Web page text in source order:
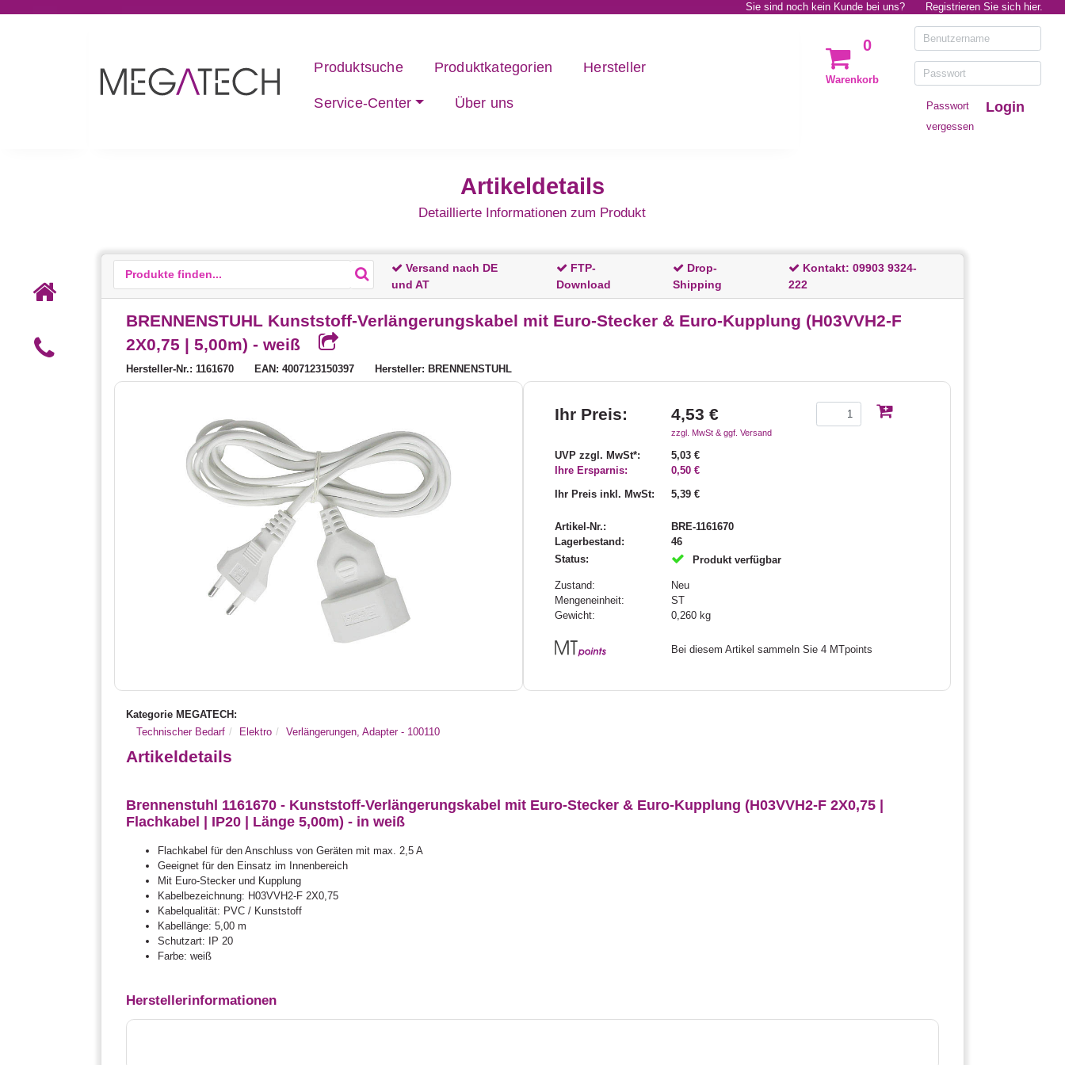
Sie sind noch kein Kunde bei uns? Registrieren Sie sich hier.
Produktsuche Produktkategorien Hersteller
Service-Center Über uns
0
Warenkorb
Passwort
vergessen
Login
Artikeldetails
Detaillierte Informationen zum Produkt
Versand nach DE
und AT
FTP-
Download
Drop-
Shipping
Kontakt:09903 9324-
222
BRENNENSTUHL Kunststoff-Verlängerungskabel mit Euro-Stecker & Euro-Kupplung (H03VVH2-F
2X0,75 | 5,00m) - weiß
Hersteller-Nr.: 1161670 EAN: 4007123150397 Hersteller: BRENNENSTUHL
Ihr Preis: 4,53 €
zzgl. MwSt & ggf. Versand
UVP zzgl. MwSt*:
5,03 €
Ihre Ersparnis:
0,50 €
Ihr Preis inkl. MwSt:
5,39 €
Artikel-Nr.:
BRE-1161670
Lagerbestand:
46
Status:
Produkt verfügbar
Zustand:
Neu
Mengeneinheit:
ST
Gewicht:
0,260 kg
Bei diesem Artikel sammeln Sie 4 MTpoints
Kategorie MEGATECH:
Technischer Bedarf
Elektro Verlängerungen, Adapter - 100110
Artikeldetails
Brennenstuhl 1161670 - Kunststoff-Verlängerungskabel mit Euro-Stecker & Euro-Kupplung (H03VVH2-F 2X0,75 |
Flachkabel | IP20 | Länge 5,00m) - in weiß
Flachkabel für den Anschluss von Geräten mit max. 2,5 A
Geeignet für den Einsatz im Innenbereich
Mit Euro-Stecker und Kupplung
Kabelbezeichnung: H03VVH2-F 2X0,75
Kabelqualität: PVC / Kunststoff
Kabellänge: 5,00 m
Schutzart: IP 20
Farbe: weiß
Herstellerinformationen